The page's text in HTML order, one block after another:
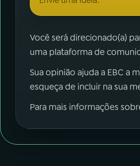
Você será direcionado(a)
uma plataforma de
Sua opinião ajuda a EBC a
esqueça de incluir na sua
Para mais informações